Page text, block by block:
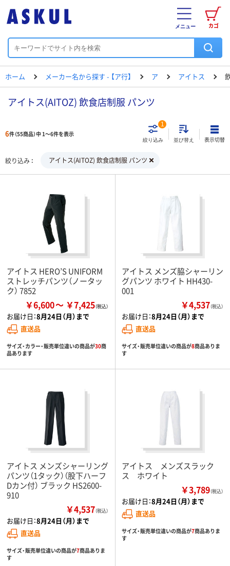
カゴ
メニュー
ホーム メーカー名から探す - 【ア行】 ア アイトス
アイトス(AITOZ) 飲食店制服 パンツ
6件（55商品）中 1～6件を表示
絞り込み
1
並び替え 表示切替
絞り込み アイトス(AITOZ) 飲食店制服 パンツ
アイトス HERO’S UNIFORM
ストレッチパンツ（ノータッ
ク） 7852
￥6,600 ￥7,425
お届け日：8月24日（月）まで
直送品
サイズ・カラー・販売単位違いの商品が30商
品あります
アイトス メンズ脇シャーリン
グパンツ ホワイト HH430-
001
￥4,537（税込）
お届け日：8月24日（月）まで
直送品
サイズ・販売単位違いの商品が8商品ありま
す
アイトス メンズシャーリング
パンツ（1タック）（股下ハーフ
Dカン付） ブラック HS2600-
910
￥4,537（税込）
お届け日：8月24日（月）まで
直送品
サイズ・販売単位違いの商品が7商品ありま
す
アイトス メンズスラック
ス ホワイト
￥3,789（税込）
お届け日：8月24日（月）まで
直送品
サイズ・販売単位違いの商品が7商品ありま
す